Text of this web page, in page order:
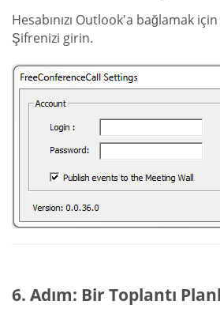
Hesabınızı Outlook'a bağlamak için
Şifrenizi girin.
6. Adım: Bir Toplantı